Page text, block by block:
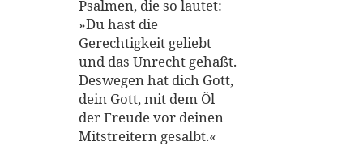
Psalmen, die so lautet:
»Du hast die
Gerechtigkeit geliebt
und das Unrecht gehaßt.
Deswegen hat dich Gott,
dein Gott, mit dem Öl
der Freude vor deinen
Mitstreitern gesalbt.«